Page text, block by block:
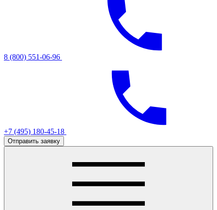
8 (800) 551-06-96
+7 (495) 180-45-18
Отправить заявку